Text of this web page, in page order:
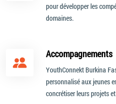
pour développer les
domaines.
Accompagnements
YouthConnekt Burkina
personnalisé aux jeunes
concrétiser leurs projets